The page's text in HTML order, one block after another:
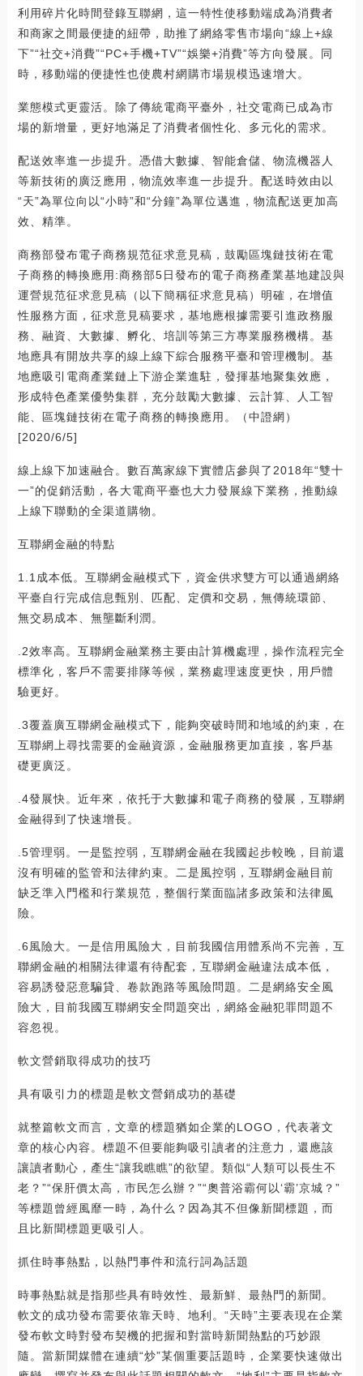
利用碎片化時間登錄互聯網，這一特性使移動端成為消費者
和商家之間最便捷的紐帶，助推了網絡零售市場向“線上+線
下”“社交+消費”“PC+手機+TV”“娛樂+消費”等方向發展。同
時，移動端的便捷性也使農村網購市場規模迅速增大。
業態模式更靈活。除了傳統電商平臺外，社交電商已成為市
場的新增量，更好地滿足了消費者個性化、多元化的需求。
配送效率進一步提升。憑借大數據、智能倉儲、物流機器人
等新技術的廣泛應用，物流效率進一步提升。配送時效由以
“天”為單位向以“小時”和“分鐘”為單位邁進，物流配送更加高
效、精準。
商務部發布電子商務規范征求意見稿，鼓勵區塊鏈技術在電
子商務的轉換應用:商務部5日發布的電子商務產業基地建設與
運營規范征求意見稿（以下簡稱征求意見稿）明確，在增值
性服務方面，征求意見稿要求，基地應根據需要引進政務服
務、融資、大數據、孵化、培訓等第三方專業服務機構。基
地應具有開放共享的線上線下綜合服務平臺和管理機制。基
地應吸引電商產業鏈上下游企業進駐，發揮基地聚集效應，
形成特色產業優勢集群，充分鼓勵大數據、云計算、人工智
能、區塊鏈技術在電子商務的轉換應用。（中證網）
[2020/6/5]
線上線下加速融合。數百萬家線下實體店參與了2018年“雙十
一”的促銷活動，各大電商平臺也大力發展線下業務，推動線
上線下聯動的全渠道購物。
互聯網金融的特點
1.1成本低。互聯網金融模式下，資金供求雙方可以通過網絡
平臺自行完成信息甄別、匹配、定價和交易，無傳統環節、
無交易成本、無壟斷利潤。
.2效率高。互聯網金融業務主要由計算機處理，操作流程完全
標準化，客戶不需要排隊等候，業務處理速度更快，用戶體
驗更好。
.3覆蓋廣互聯網金融模式下，能夠突破時間和地域的約束，在
互聯網上尋找需要的金融資源，金融服務更加直接，客戶基
礎更廣泛。
.4發展快。近年來，依托于大數據和電子商務的發展，互聯網
金融得到了快速增長。
.5管理弱。一是監控弱，互聯網金融在我國起步較晚，目前還
沒有明確的監管和法律約束。二是風控弱，互聯網金融目前
缺乏準入門檻和行業規范，整個行業面臨諸多政策和法律風
險。
.6風險大。一是信用風險大，目前我國信用體系尚不完善，互
聯網金融的相關法律還有待配套，互聯網金融違法成本低，
容易誘發惡意騙貸、卷款跑路等風險問題。二是網絡安全風
險大，目前我國互聯網安全問題突出，網絡金融犯罪問題不
容忽視。
軟文營銷取得成功的技巧
具有吸引力的標題是軟文營銷成功的基礎
就整篇軟文而言，文章的標題猶如企業的LOGO，代表著文
章的核心內容。標題不但要能夠吸引讀者的注意力，還應該
讓讀者動心，產生“讓我瞧瞧”的欲望。類似“人類可以長生不
老？”“保肝價太高，市民怎么辦？”“奧普浴霸何以‘霸’京城？”
等標題曾經風靡一時，為什么？因為其不但像新聞標題，而
且比新聞標題更吸引人。
抓住時事熱點，以熱門事件和流行詞為話題
時事熱點就是指那些具有時效性、最新鮮、最熱門的新聞。
軟文的成功發布需要依靠天時、地利。“天時”主要表現在企業
發布軟文時對發布契機的把握和對當時新聞熱點的巧妙跟
隨。當新聞媒體在連續“炒”某個重要話題時，企業要快速做出